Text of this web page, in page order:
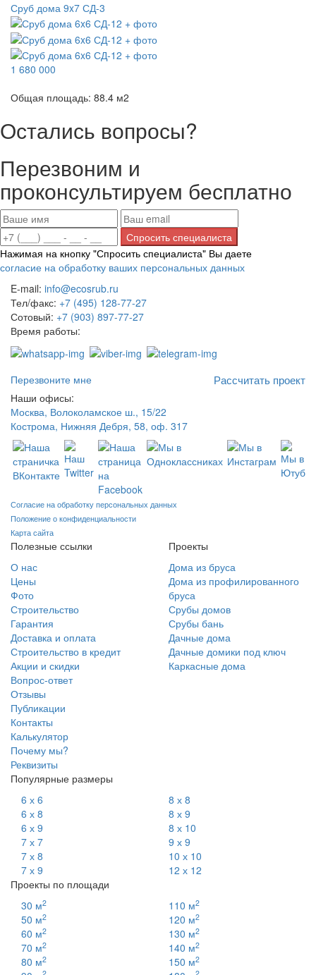
Сруб дома 9x7 СД-3
1 680 000
Общая площадь: 88.4 м2
Остались вопросы?
Перезвоним и
проконсультируем бесплатно
Нажимая на кнопку "Спросить специалиста" Вы даете
согласие на обработку ваших персональных данных
E-mail: info@ecosrub.ru
Тел/факс: +7 (495) 128-77-27
Сотовый: +7 (903) 897-77-27
Время работы:
Перезвоните мне Рассчитать проект
Наши офисы:
Москва, Волоколамское ш., 15/22
Кострома, Нижняя Дебря, 58, оф. 317
Согласие на обработку персональных данных
Положение о конфиденциальности
Карта сайта
Полезные ссылки
О нас
Цены
Фото
Строительство
Гарантия
Доставка и оплата
Строительство в кредит
Акции и скидки
Вопрос-ответ
Отзывы
Публикации
Контакты
Калькулятор
Почему мы?
Реквизиты
Проекты
Дома из бруса
Дома из профилированного
бруса
Срубы домов
Срубы бань
Дачные дома
Дачные домики под ключ
Каркасные дома
Популярные размеры
6 х 6
6 х 8
6 х 9
7 х 7
7 х 8
7 х 9
8 х 8
8 х 9
8 х 10
9 х 9
10 х 10
12 х 12
Проекты по площади
30 м2
50 м2
60 м2
70 м2
80 м2
110 м2
120 м2
130 м2
140 м2
150 м2